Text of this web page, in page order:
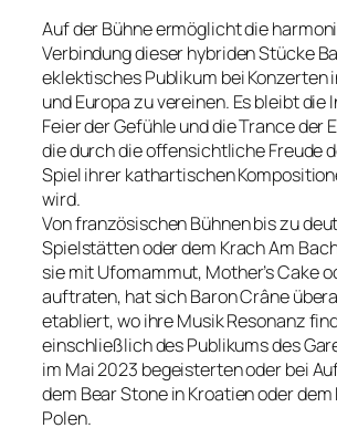
Auf der Bühne ermöglicht die
Verbindung dieser hybriden Stücke
eklektisches Publikum bei Konzerten
und Europa zu vereinen. Es bleibt die
Feier der Gefühle und die Trance der
die durch die offensichtliche Freude
Spiel ihrer kathartischen
wird.
Von französischen Bühnen bis zu
Spielstätten oder dem Krach Am
sie mit Ufomammut, Mother’s Cake
auftraten, hat sich Baron Crâne
etabliert, wo ihre Musik Resonanz
einschließlich des Publikums des
im Mai 2023 begeisterten oder bei
dem Bear Stone in Kroatien oder dem
Polen.